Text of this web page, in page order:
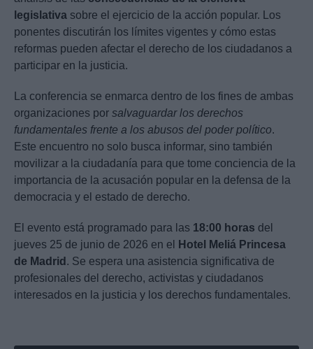
legislativa sobre el ejercicio de la acción popular. Los
ponentes discutirán los límites vigentes y cómo estas
reformas pueden afectar el derecho de los ciudadanos a
participar en la justicia.
La conferencia se enmarca dentro de los fines de ambas
organizaciones por salvaguardar los derechos
fundamentales frente a los abusos del poder político.
Este encuentro no solo busca informar, sino también
movilizar a la ciudadanía para que tome conciencia de la
importancia de la acusación popular en la defensa de la
democracia y el estado de derecho.
El evento está programado para las 18:00 horas del
jueves 25 de junio de 2026 en el
Hotel Meliá Princesa
de Madrid . Se espera una asistencia significativa de
profesionales del derecho, activistas y ciudadanos
interesados en la justicia y los derechos fundamentales.